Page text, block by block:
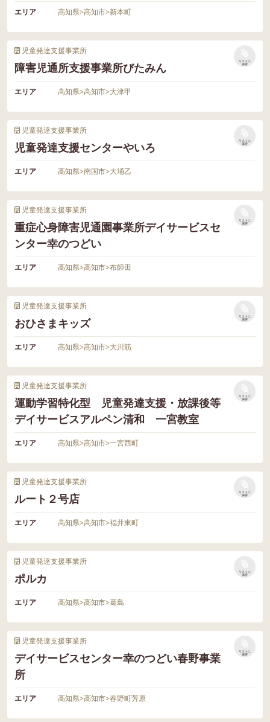
エリア 高知県>高知市>新本町
児童発達支援事業所
障害児通所支援事業所びたみん
リストに
保存
エリア 高知県>高知市>大津甲
児童発達支援事業所
児童発達支援センターやいろ
リストに
保存
エリア 高知県>南国市>大埇乙
児童発達支援事業所
重症心身障害児通園事業所デイサービスセ
ンター幸のつどい
リストに
保存
エリア 高知県>高知市>布師田
児童発達支援事業所
おひさまキッズ
リストに
保存
エリア 高知県>高知市>大川筋
児童発達支援事業所
運動学習特化型 児童発達支援・放課後等
デイサービスアルペン清和 一宮教室
リストに
保存
エリア 高知県>高知市>一宮西町
児童発達支援事業所
ルート２号店
リストに
保存
エリア 高知県>高知市>福井東町
児童発達支援事業所
ポルカ
リストに
保存
エリア 高知県>高知市>葛島
児童発達支援事業所
デイサービスセンター幸のつどい春野事業
所
リストに
保存
エリア 高知県>高知市>春野町芳原